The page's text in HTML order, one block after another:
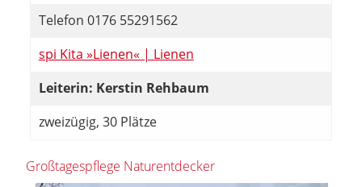
Telefon 0176 55291562
spi Kita »Lienen« | Lienen
Leiterin: Kerstin Rehbaum
zweizügig, 30 Plätze
Großtagespflege Naturentdecker